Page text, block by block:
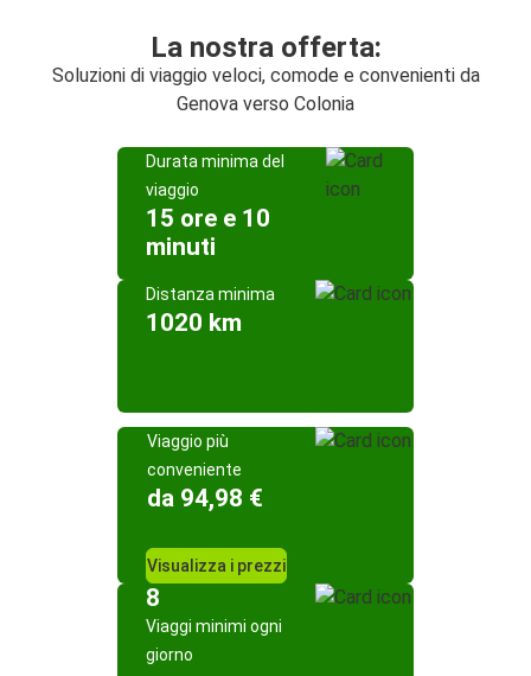
La nostra offerta:
Soluzioni di viaggio veloci, comode e convenienti da
Genova verso Colonia
Durata minima del
viaggio
15 ore e 10
minuti
Distanza minima
1020 km
Viaggio più
conveniente
da 94,98 €
Visualizza i prezzi
8
Viaggi minimi ogni
giorno